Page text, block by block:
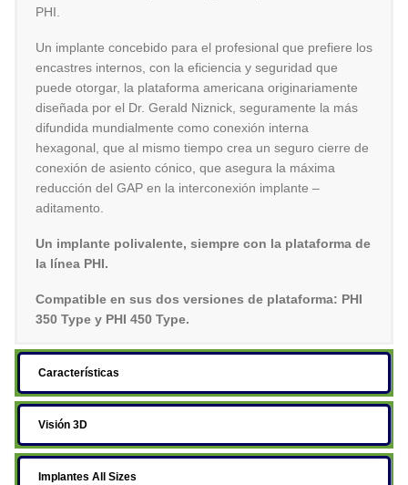
PHI.
Un implante concebido para el profesional que prefiere los
encastres internos, con la eficiencia y seguridad que
puede otorgar, la plataforma americana originariamente
diseñada por el Dr. Gerald Niznick, seguramente la más
difundida mundialmente como conexión interna
hexagonal, que al mismo tiempo crea un seguro cierre de
conexión de asiento cónico, que asegura la máxima
reducción del GAP en la interconexión implante –
aditamento.
Un implante polivalente, siempre con la plataforma de
la línea PHI.
Compatible en sus dos versiones de plataforma: PHI
350 Type y PHI 450 Type.
Características
Visión 3D
Implantes All Sizes